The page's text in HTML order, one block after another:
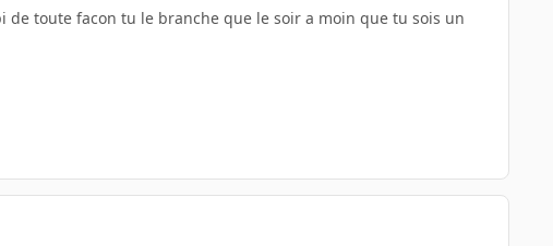
toute facon tu le branche que le soir a moin que tu sois un